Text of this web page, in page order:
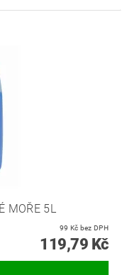
MOŘE 5L
99 Kč bez DPH
119,79 Kč